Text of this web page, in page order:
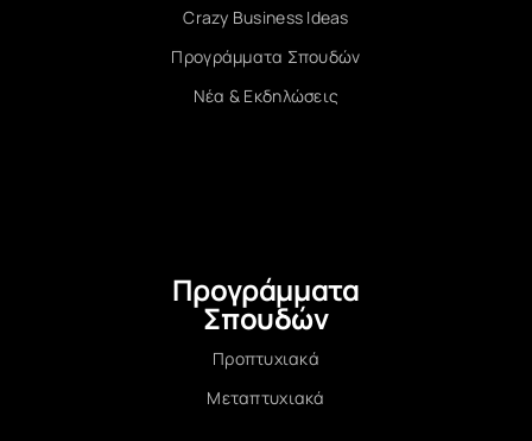
Crazy Business Ideas
Προγράμματα Σπουδών
Νέα & Εκδηλώσεις
Προγράμματα
Σπουδών
Προπτυχιακά
Μεταπτυχιακά